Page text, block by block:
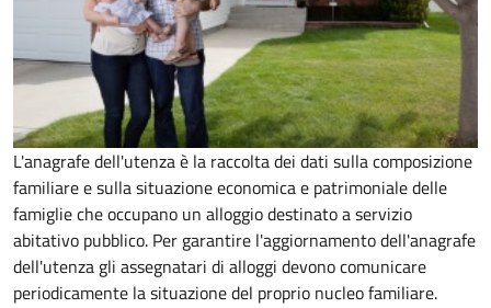
L'anagrafe dell'utenza è la raccolta dei dati sulla composizione
familiare e sulla situazione economica e patrimoniale delle
famiglie che occupano un alloggio destinato a servizio
abitativo pubblico. Per garantire l'aggiornamento dell'anagrafe
dell'utenza gli assegnatari di alloggi devono comunicare
periodicamente la situazione del proprio nucleo familiare.